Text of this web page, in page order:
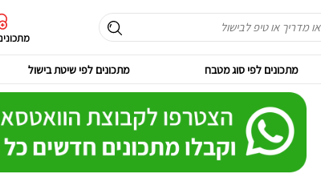
מתכונים לפי סוג מטבח מתכונים לפי שיטת בישול